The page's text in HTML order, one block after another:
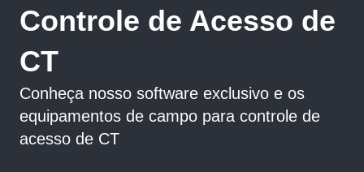
Controle de Acesso de
CT
Conheça nosso software exclusivo e os
equipamentos de campo para controle de
acesso de CT